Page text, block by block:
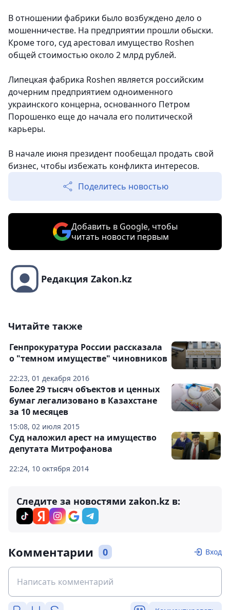
В отношении фабрики было возбуждено дело о
мошенничестве. На предприятии прошли обыски.
Кроме того, суд арестовал имущество Roshen
общей стоимостью около 2 млрд рублей.
Липецкая фабрика Roshen является российским
дочерним предприятием одноименного
украинского концерна, основанного Петром
Порошенко еще до начала его политической
карьеры.
В начале июня президент пообещал продать свой
бизнес, чтобы избежать конфликта интересов.
Поделитесь новостью
Добавить в Google, чтобы
читать новости первым
Редакция Zakon.kz
Читайте также
22:23, 01 декабря 2016
Генпрокуратура России рассказала
о "темном имуществе" чиновников
15:08, 02 июля 2015
Более 29 тысяч объектов и ценных
бумаг легализовано в Казахстане
за 10 месяцев
22:24, 10 октября 2014
Суд наложил арест на имущество
депутата Митрофанова
Следите за новостями zakon.kz в:
Комментарии 0 Вход